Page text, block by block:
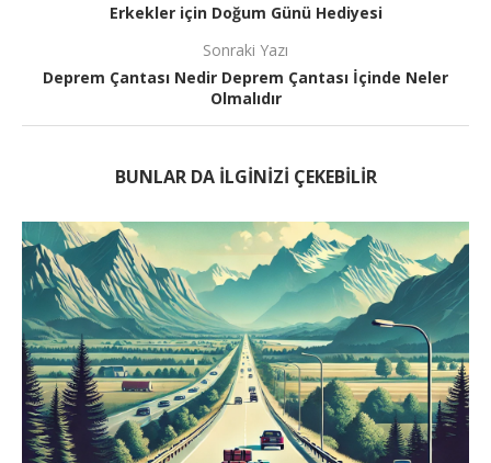
Erkekler için Doğum Günü Hediyesi
Sonraki Yazı
Deprem Çantası Nedir Deprem Çantası İçinde Neler
Olmalıdır
BUNLAR DA ILGINIZI ÇEKEBILIR